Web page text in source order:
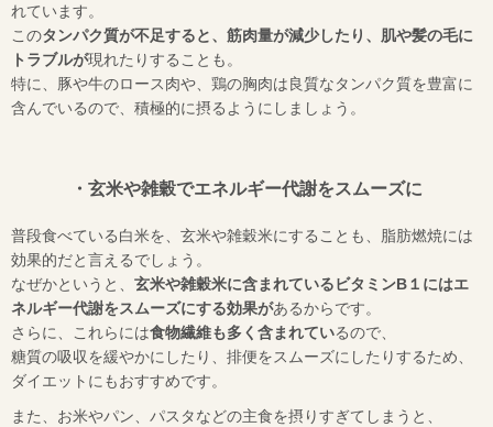
れています。
このタンパク質が不足すると、筋肉量が減少したり、肌や髪の毛に
トラブルが現れたりすることも。
特に、豚や牛のロース肉や、鶏の胸肉は良質なタンパク質を豊富に
含んでいるので、積極的に摂るようにしましょう。
・玄米や雑穀でエネルギー代謝をスムーズに
普段食べている白米を、玄米や雑穀米にすることも、脂肪燃焼には
効果的だと言えるでしょう。
なぜかというと、 玄米や雑穀米に含まれているビタミンB１にはエ
ネルギー代謝をスムーズにする効果があるからです。
さらに、これらには食物繊維も多く含まれているので、
糖質の吸収を緩やかにしたり、排便をスムーズにしたりするため、
ダイエットにもおすすめです。
また、お米やパン、パスタなどの主食を摂りすぎてしまうと、